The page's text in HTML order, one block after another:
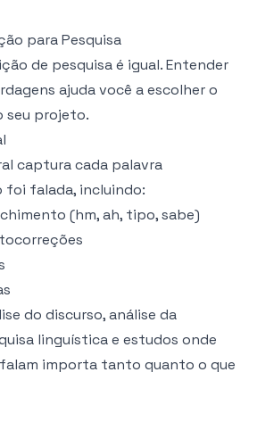
para Pesquisa
de pesquisa é igual. Entender
ajuda você a escolher o
seu projeto.
captura cada palavra
foi falada, incluindo:
(hm, ah, tipo, sabe)
do discurso, análise da
linguística e estudos onde
importa tanto quanto o que